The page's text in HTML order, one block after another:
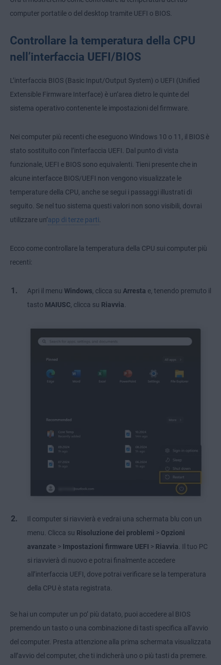
computer portatile o del desktop tramite UEFI o BIOS.
Controllare la temperatura della CPU
nell’interfaccia UEFI/BIOS
L’interfaccia BIOS (Basic Input/Output System) o UEFI (Unified
Extensible Firmware Interface) è un’area dietro le quinte del
sistema operativo contenente le impostazioni del firmware.
Nei computer più recenti che eseguono Windows 10 o 11, il BIOS è
stato sostituito con l’interfaccia UEFI. Dal punto di vista
funzionale, UEFI e BIOS sono equivalenti. Tieni presente che in
alcune interfacce BIOS/UEFI non vengono visualizzate le
temperature della CPU, anche se segui i passaggi illustrati di
seguito. Se nel tuo sistema questi valori non sono visibili, dovrai
utilizzare un’app di terze parti
Ecco come controllare la temperatura della CPU sui computer più
recenti:
Apri il menu Windows , clicca su Arresta e, tenendo premuto il
tasto MAIUSC , clicca su Riavvia
Il computer si riavvierà e vedrai una schermata blu con un
menu. Clicca su Risoluzione dei problemi > Opzioni
avanzate > Impostazioni firmware UEFI > Riavvia . Il tuo PC
si riavvierà di nuovo e potrai finalmente accedere
all’interfaccia UEFI, dove potrai verificare se la temperatura
della CPU è stata registrata.
Se hai un computer un po’ più datato, puoi accedere al BIOS
premendo un tasto o una combinazione di tasti specifica all’avvio
del computer. Presta attenzione alla prima schermata visualizzata
all’avvio del computer, che ti indicherà uno o più tasti da premere.